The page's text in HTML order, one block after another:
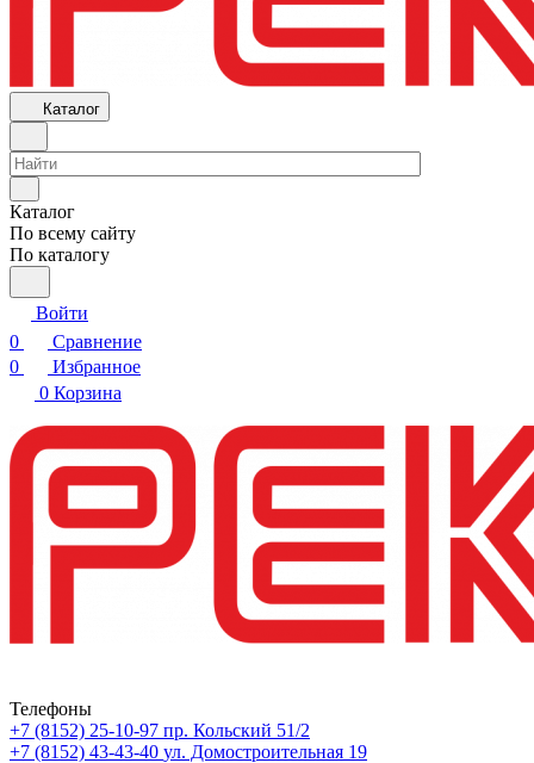
Каталог
Каталог
По всему сайту
По каталогу
Войти
0
Сравнение
0
Избранное
0 Корзина
Телефоны
+7 (8152) 25-10-97 пр. Кольский 51/2
+7 (8152) 43-43-40 ул. Домостроительная 19